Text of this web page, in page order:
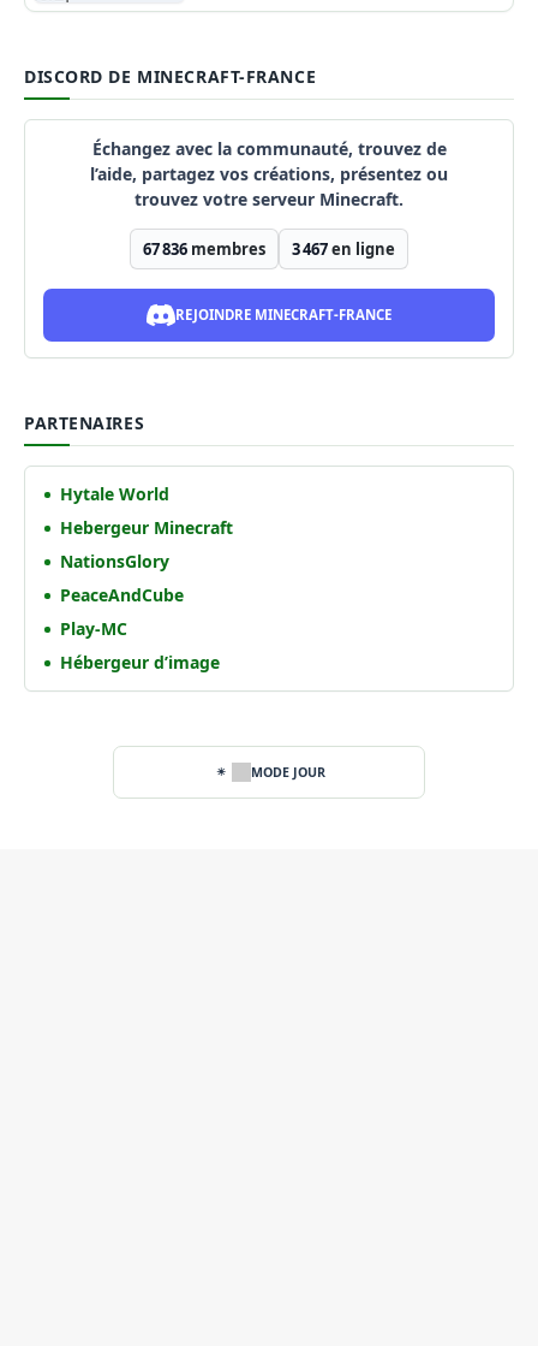
DISCORD DE MINECRAFT-FRANCE
Échangez avec la communauté, trouvez de
l’aide, partagez vos créations, présentez ou
trouvez votre serveur Minecraft.
67 836 membres 3 467en ligne
REJOINDRE MINECRAFT-FRANCE
PARTENAIRES
Hytale World
Hebergeur Minecraft
NationsGlory
PeaceAndCube
Play-MC
Hébergeur d’image
MODE JOUR